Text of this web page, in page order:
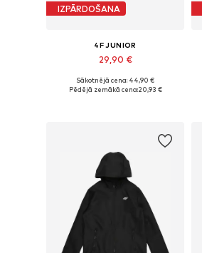
IZPĀRDOŠANA
4F JUNIOR
29,90 €
Pieejamie izmēri: 146
Sākotnējā cena: 44,90 €
Pēdējā zemākā cena:20,93 €